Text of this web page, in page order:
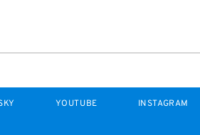
YOUTUBE INSTAGRAM